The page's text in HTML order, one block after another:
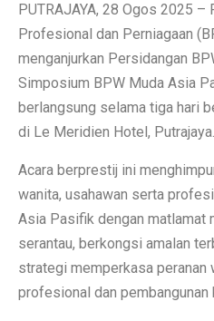
PUTRAJAYA, 28 Ogos 2025 –
Profesional dan Perniagaan
menganjurkan Persidangan
Simposium BPW Muda Asia
berlangsung selama tiga hari
di Le Meridien Hotel, Putrajaya.
Acara berprestij ini
wanita, usahawan serta
Asia Pasifik dengan matlamat
serantau, berkongsi amalan
strategi memperkasa peranan
profesional dan pembangunan